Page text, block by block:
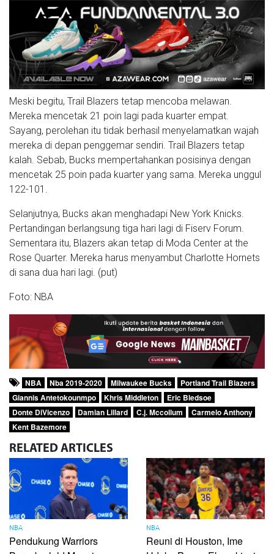
Meski begitu, Trail Blazers tetap mencoba melawan.
Mereka mencetak 21 poin lagi pada kuarter empat.
Sayang, perolehan itu tidak berhasil menyelamatkan wajah
mereka di depan penggemar sendiri. Trail Blazers tetap
kalah. Sebab, Bucks mempertahankan posisinya dengan
mencetak 25 poin pada kuarter yang sama. Mereka unggul
122-101.
Selanjutnya, Bucks akan menghadapi New York Knicks.
Pertandingan berlangsung tiga hari lagi di Fiserv Forum.
Sementara itu, Blazers akan tetap di Moda Center at the
Rose Quarter. Mereka harus menyambut Charlotte Hornets
di sana dua hari lagi. (put)
Foto: NBA
NBA Nba 2019-2020 Milwaukee Bucks
Portland Trail Blazers
Giannis Antetokounmpo
Khris Middleton
Eric Bledsoe
Donte DiVicenzo
Damian Lillard C.j. Mccollum
Carmelo Anthony
Kent Bazemore
RELATED ARTICLES
NBA
Pendukung Warriors
NBA
Reuni di Houston, Ime